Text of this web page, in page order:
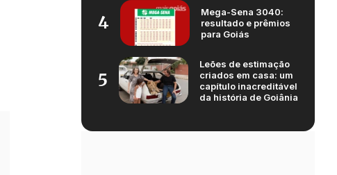
4
Mega-Sena 3040:
resultado e prêmios
para Goiás
5
Leões de estimação
criados em casa: um
capítulo inacreditável
da história de Goiânia